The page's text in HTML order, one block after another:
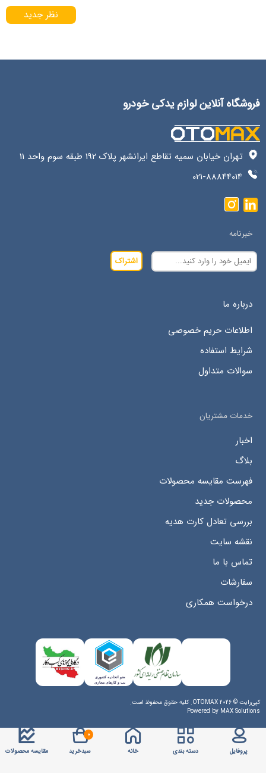
پروفایل دسته بندی خانه سبدخرید
0
مقایسه محصولات
نظر جدید
فروشگاه آنلاین لوازم یدکی خودرو
تهران خیابان سمیه تقاطع ایرانشهر پلاک 192 طبقه سوم واحد 11
021-88844014
خبرنامه
اشتراک
درباره ما
اطلاعات حریم خصوصی
شرایط استفاده
سوالات متداول
خدمات مشتریان
اخبار
بلاگ
فهرست مقایسه محصولات
محصولات جدید
بررسی تعادل کارت هدیه
نقشه سایت
تماس با ما
سفارشات
درخواست همکاری
کپی‌رایت © 2026 OTOMAX. کلیه حقوق محفوظ است.
Powered by MAX Solutions